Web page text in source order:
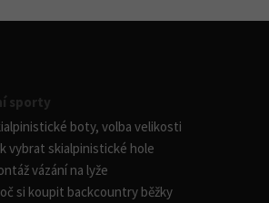
sporty
boty, volba velikosti
vybrat skialpinistické hole
vázání na lyže
si koupit backcountry běžky